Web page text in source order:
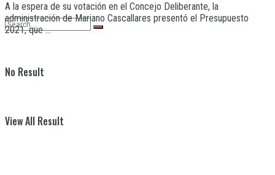
No Result
View All Result
A la espera de su votación en el Concejo Deliberante, la
administración de Mariano Cascallares presentó el Presupuesto
2021, que ...